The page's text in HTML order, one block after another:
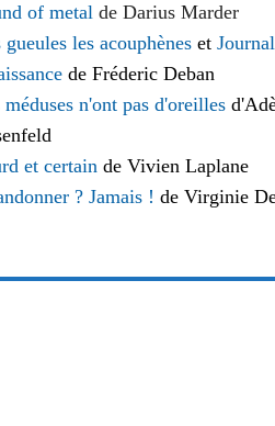
of metal de Darius Marder
gueules les acouphènes et
de Fréderic Deban
méduses n'ont pas d'oreilles
et certain de Vivien Laplane
? Jamais ! de Virginie